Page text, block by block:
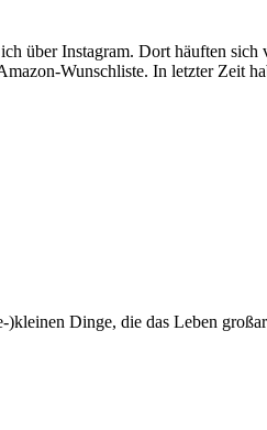
über Instagram. Dort häuften
Wunschliste. In letzter Zeit
Dinge, die das Leben